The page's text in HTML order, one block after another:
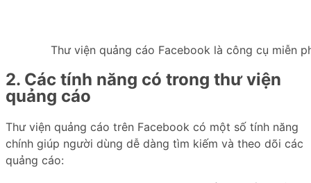
Thư viện quảng cáo Facebook là công cụ miễn
2. Các tính năng có trong thư viện
quảng cáo
Thư viện quảng cáo trên Facebook có một số tính năng
chính giúp người dùng dễ dàng tìm kiếm và theo dõi các
quảng cáo: